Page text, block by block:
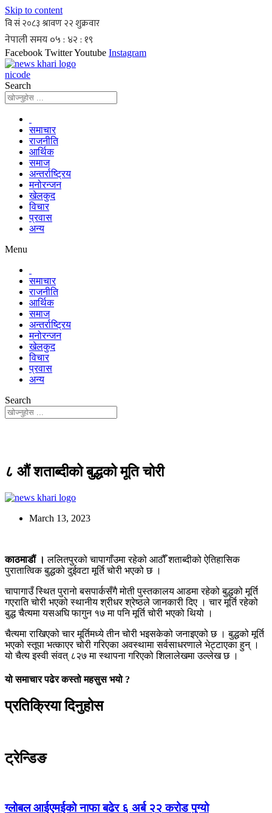
Skip to content
Facebook TwitterYoutube Instagram
nicode
Search
समाचार
राजनीति
आर्थिक
समाज
अन्तर्राष्ट्रिय
मनोरन्जन
खेलकुद
विचार
प्रवास
अन्य
Menu
समाचार
राजनीति
आर्थिक
समाज
अन्तर्राष्ट्रिय
मनोरन्जन
खेलकुद
विचार
प्रवास
अन्य
Search
८ औं शताब्दीको बुद्धको मूति चोरी
March 13, 2023
काठमाडौं । ललितपुरको चापागाँउमा रहेको आठौँ शताब्दीको ऐतिहासिक
पुरातात्विक बुद्धको दुईवटा मूर्ति चोरी भएको छ ।
चापागाउँ स्थित पुरानो बसपार्कसँगै मोती पुस्तकालय आडमा रहेको बुद्धको मूर्ति
गएराति चोरी भएको स्थानीय श्रीधर श्रेष्ठले जानकारी दिए । चार मूर्ति रहेको
बुद्ध चैत्यमा यसअघि फागुन १७ मा पनि मूर्ति चोरी भएको थियो ।
चैत्यमा राखिएको चार मूर्तिमध्ये तीन चोरी भइसकेको जनाइएको छ । बुद्धको मूर्ति
भएको स्तूपा भत्काएर चोरी गरिएका अवस्थामा सर्वसाधरणाले भेट्टाएका हुन् ।
यो चैत्य इस्वी संवत् ८२७ मा स्थापना गरिएको शिलालेखमा उल्लेख छ ।
यो समाचार पढेर कस्तो महसुस भयो ?
प्रतिक्रिया दिनुहोस
ट्रेन्डिङ
ग्लोबल आईएमईको नाफा बढेर ६ अर्ब २२ करोड पुग्यो